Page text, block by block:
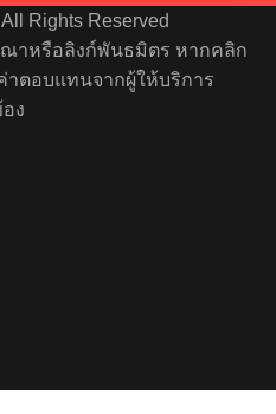
Rights Reserved
าหรือลิงก์พันธมิตร หากคลิก
าตอบแทนจากผู้ให้บริการ
ง